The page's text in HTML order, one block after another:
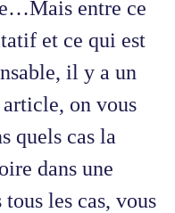
entre ce
et ce qui est
il y a un
article, on vous
quels cas la
dans une
les cas, vous